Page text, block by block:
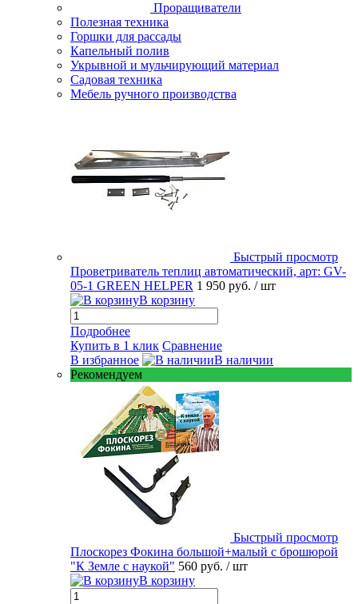
Проращиватели
Полезная техника
Горшки для рассады
Капельный полив
Укрывной и мульчирующий материал
Садовая техника
Мебель ручного производства
Быстрый просмотр
Проветриватель теплиц автоматический, арт: GV-
05-1 GREEN HELPER 1 950 руб. / шт
В корзину
Подробнее
Купить в 1 клик Сравнение
В избранное
В наличии
Рекомендуем
Быстрый просмотр
Плоскорез Фокина большой+малый с брошюрой
"К Земле с наукой" 560 руб. / шт
В корзину